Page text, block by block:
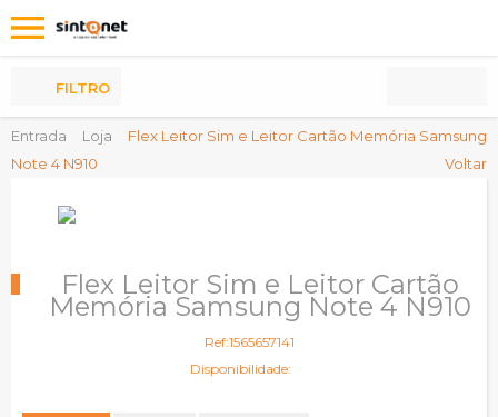
Entrada Loja
Flex Leitor Sim e Leitor Cartão Memória Samsung
Note 4 N910
Voltar
FILTRO
Flex Leitor Sim e Leitor Cartão
Memória Samsung Note 4 N910
Ref:1565657141
Disponibilidade: